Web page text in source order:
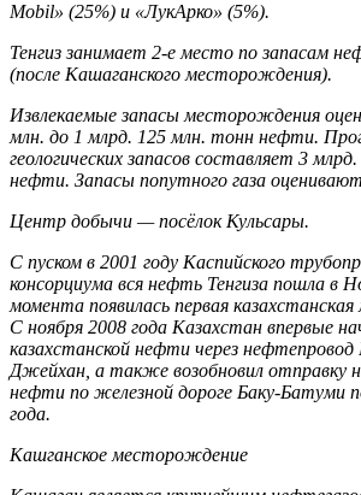
Mobil» (25%) и «ЛукАрко» (5%).
Тенгиз занимает 2-е место по запасам
(после Кашаганского месторождения).
Извлекаемые запасы месторождения
млн. до 1 млрд. 125 млн. тонн нефти.
геологических запасов составляет 3
нефти. Запасы попутного газа
Центр добычи — посёлок Кульсары.
С пуском в 2001 году Каспийского
консорциума вся нефть Тенгиза пошла в
момента появилась первая
С ноября 2008 года Казахстан впервые
казахстанской нефти через нефтепровод
Джейхан, а также возобновил отправку
нефти по железной дороге Баку-Батуми
года.
Кашганское месторождение